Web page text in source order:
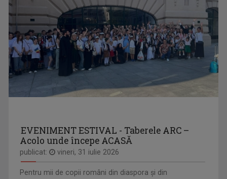
EVENIMENT ESTIVAL - Taberele ARC –
Acolo unde începe ACASĂ
publicat: vineri, 31 iulie 2026
Pentru mii de copii români din diaspora și din